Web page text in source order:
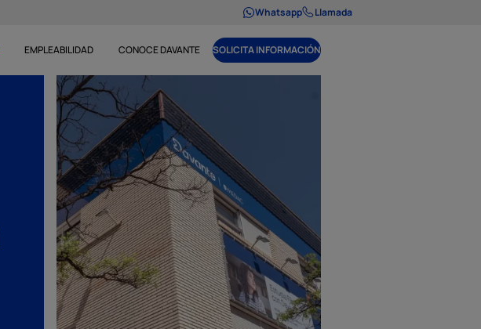
Whatsapp Llamada
EMPLEABILIDAD CONOCE DAVANTE SOLICITA INFORMACIÓN